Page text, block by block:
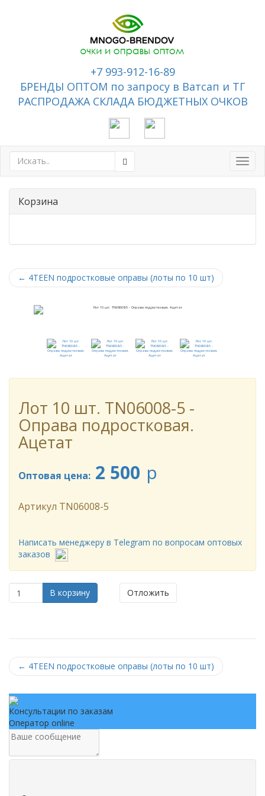
+7 993-912-16-89
БРЕНДЫ ОПТОМ по запросу в Ватсап и ТГ
РАСПРОДАЖА СКЛАДА БЮДЖЕТНЫХ ОЧКОВ
Корзина
← 4TEEN подростковые оправы (лоты по 10 шт)
Лот 10 шт. TN06008-5 -
Оправа подростковая.
Ацетат
Оптовая цена: 2 500 p
Артикул TN06008-5
Написать менеджеру в Telegram по вопросам оптовых
заказов
В корзину Отложить
← 4TEEN подростковые оправы (лоты по 10 шт)
Консультации по заказам
Оператор online